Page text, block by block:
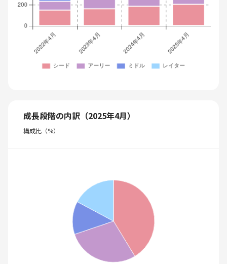
成長段階の内訳（2025年4月）
構成比（%）